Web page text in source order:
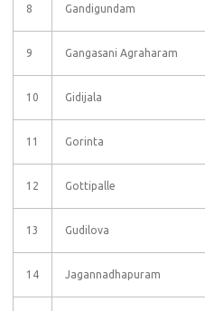
8 Gandigundam
9 Gangasani Agraharam
10 Gidijala
11 Gorinta
12 Gottipalle
13 Gudilova
14 Jagannadhapuram